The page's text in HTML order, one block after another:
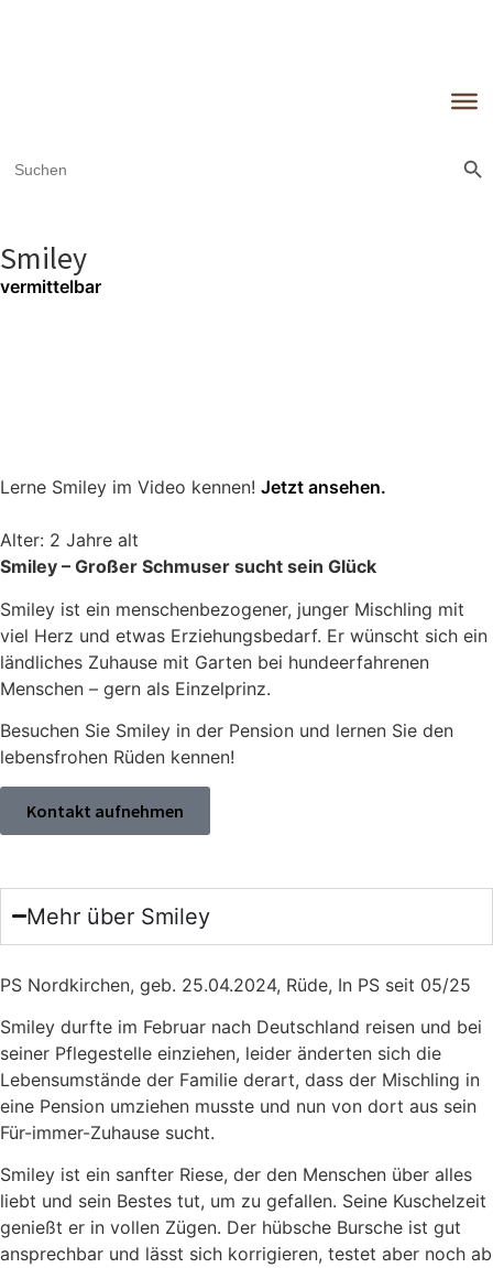
for:
Smiley
vermittelbar
Lerne Smiley im Video kennen! Jetzt ansehen.
Alter: 2 Jahre alt
Smiley – Großer Schmuser sucht sein Glück
Smiley ist ein menschenbezogener, junger Mischling mit
viel Herz und etwas Erziehungsbedarf. Er wünscht sich ein
ländliches Zuhause mit Garten bei hundeerfahrenen
Menschen – gern als Einzelprinz.
Besuchen Sie Smiley in der Pension und lernen Sie den
lebensfrohen Rüden kennen!
Kontakt aufnehmen
Mehr über Smiley
PS Nord­kir­chen, geb. 25.04.2024, Rüde, In PS seit 05/25
Smi­ley durf­te im Febru­ar nach Deutsch­land rei­sen und bei
sei­ner Pfle­ge­stel­le ein­zie­hen, lei­der änder­ten sich die
Lebens­um­stän­de der Fami­lie der­art, dass der Misch­ling in
eine Pen­si­on umzie­hen muss­te und nun von dort aus sein
Für-immer-Zuhau­se sucht.
Smi­ley ist ein sanf­ter Rie­se, der den Men­schen über alles
liebt und sein Bes­tes tut, um zu gefal­len. Sei­ne Kuschel­zeit
genießt er in vol­len Zügen. Der hüb­sche Bur­sche ist gut
ansprech­bar und lässt sich kor­ri­gie­ren, tes­tet aber noch ab